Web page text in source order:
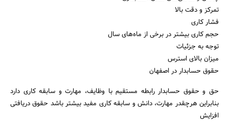
تمرکز و دقت بالا
فشار کاری
حجم کاری بیشتر در برخی از ماه‌های سال
توجه به جزئیات
میزان بالای استرس
حقوق حسابدار در اصفهان
حق و حقوق حسابدار رابطه مستقیم با وظایف، مهارت و سابقه کاری دارد
بنابراین هرچقدر مهارت، دانش و سابقه کاری مفید بیشتر باشد حقوق دریافتی
افزایش